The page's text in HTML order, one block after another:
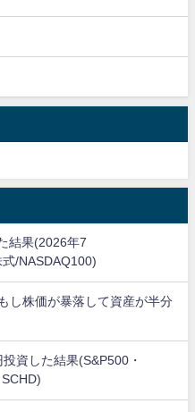
結果(2026年7
/NASDAQ100)
し株価が暴落して資産が半分
資した結果(S&P500・